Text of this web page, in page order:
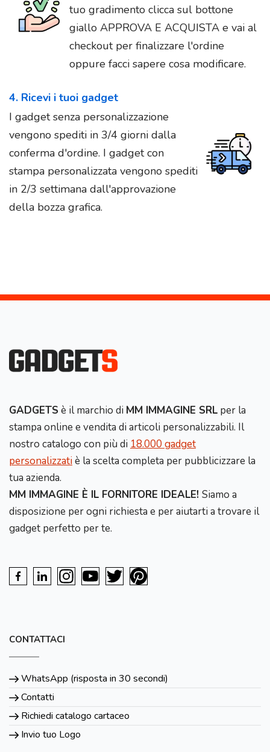
tuo gradimento clicca sul bottone
giallo APPROVA E ACQUISTA e vai al
checkout per finalizzare l'ordine
oppure facci sapere cosa modificare.
4. Ricevi i tuoi gadget
I gadget senza personalizzazione
vengono spediti in 3/4 giorni dalla
conferma d'ordine. I gadget con
stampa personalizzata vengono spediti
in 2/3 settimana dall'approvazione
della bozza grafica.
GADGETS è il marchio di MM IMMAGINE SRL per la
stampa online e vendita di articoli personalizzabili. Il
nostro catalogo con più di 18.000 gadget
personalizzatiè la scelta completa per pubblicizzare la
tua azienda.
MM IMMAGINE È IL FORNITORE IDEALE! Siamo a
disposizione per ogni richiesta e per aiutarti a trovare il
gadget perfetto per te.
CONTATTACI
WhatsApp (risposta in 30 secondi)
Contatti
Richiedi catalogo cartaceo
Invio tuo Logo